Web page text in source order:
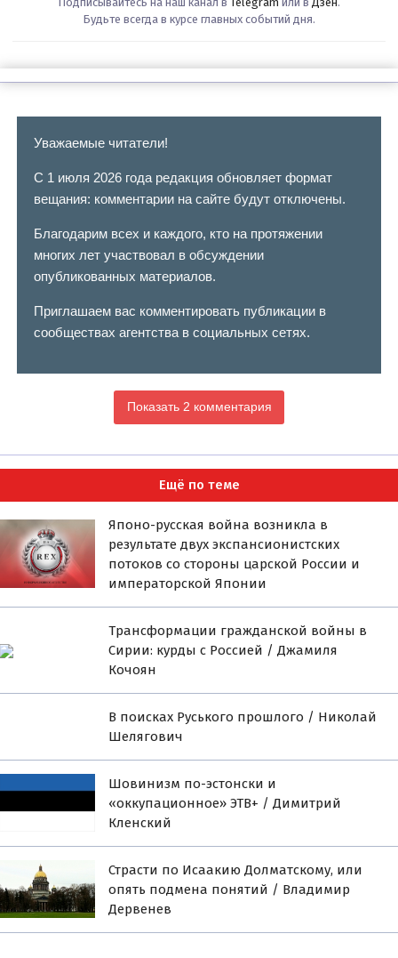
Будьте всегда в курсе главных событий дня.
Уважаемые читатели!
С 1 июля 2026 года редакция обновляет формат
вещания: комментарии на сайте будут отключены.
Благодарим всех и каждого, кто на протяжении
многих лет участвовал в обсуждении
опубликованных материалов.
Приглашаем вас комментировать публикации в
сообществах агентства в социальных сетях.
Показать 2 комментария
Ещё по теме
Японо-русская война возникла в
результате двух экспансионистских
потоков со стороны царской России и
императорской Японии
Трансформации гражданской войны в
Сирии: курды с Россией / Джамиля
Кочоян
В поисках Руського прошлого / Николай
Шелягович
Шовинизм по-эстонски и
«оккупационное» ЭТВ+ / Димитрий
Кленский
Страсти по Исаакию Долматскому, или
опять подмена понятий / Владимир
Дервенев